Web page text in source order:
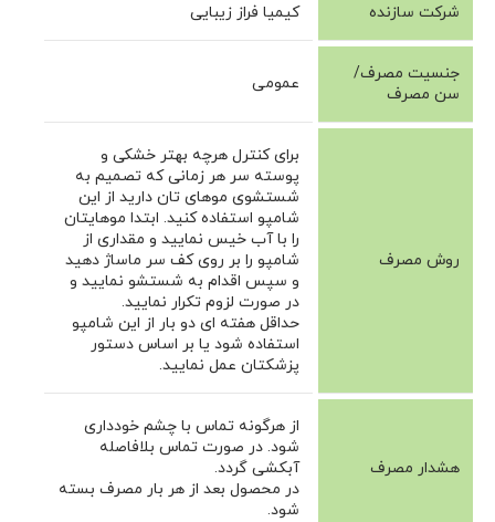
شرکت سازنده کیمیا فراز زیبایی
جنسیت مصرف/
سن مصرف
عمومی
روش مصرف
برای کنترل هرچه بهتر خشکی و
پوسته سر هر زمانی که تصمیم به
شستشوی موهای تان دارید از این
شامپو استفاده کنید. ابتدا موهایتان
را با آب خیس نمایید و مقداری از
شامپو را بر روی کف سر ماساژ دهید
و سپس اقدام به شستشو نمایید و
در صورت لزوم تکرار نمایید.
حداقل هفته ای دو بار از این شامپو
استفاده شود یا بر اساس دستور
پزشکتان عمل نمایید.
هشدار مصرف
از هرگونه تماس با چشم خودداری
شود. در صورت تماس بلافاصله
آبکشی گردد.
در محصول بعد از هر بار مصرف بسته
شود.